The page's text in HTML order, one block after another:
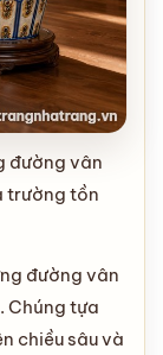
đường vân
trường tồn
đường vân
Chúng tựa
chiều sâu và